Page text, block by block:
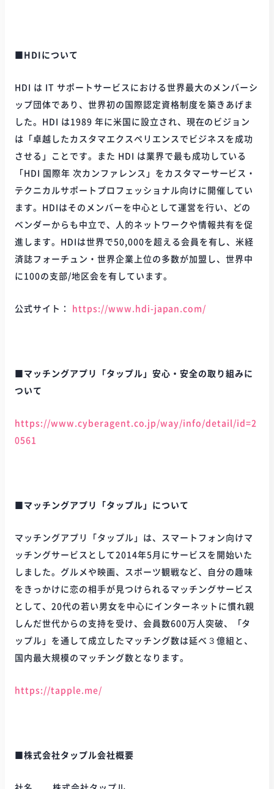
■HDIについて
HDI は IT サポートサービスにおける世界最大のメンバーシ
ップ団体であり、世界初の国際認定資格制度を築きあげま
した。HDI は1989 年に米国に設立され、現在のビジョン
は「卓越したカスタマエクスペリエンスでビジネスを成功
させる」ことです。また HDI は業界で最も成功している
「HDI 国際年 次カンファレンス」をカスタマーサービス・
テクニカルサポートプロフェッショナル向けに開催してい
ます。HDIはそのメンバーを中心として運営を行い、どの
ベンダーからも中立で、人的ネットワークや情報共有を促
進します。HDIは世界で50,000を超える会員を有し、米経
済誌フォーチュン・世界企業上位の多数が加盟し、世界中
に100の支部/地区会を有しています。
公式サイト： https://www.hdi-japan.com/
■マッチングアプリ「タップル」安心・安全の取り組みに
ついて
https://www.cyberagent.co.jp/way/info/detail/id=2
0561
■マッチングアプリ「タップル」について
マッチングアプリ「タップル」は、スマートフォン向けマ
ッチングサービスとして2014年5月にサービスを開始いた
しました。グルメや映画、スポーツ観戦など、自分の趣味
をきっかけに恋の相手が見つけられるマッチングサービス
として、20代の若い男女を中心にインターネットに慣れ親
しんだ世代からの支持を受け、会員数600万人突破、「タ
ップル」を通して成立したマッチング数は延べ３億組と、
国内最大規模のマッチング数となります。
https://tapple.me/
■株式会社タップル会社概要